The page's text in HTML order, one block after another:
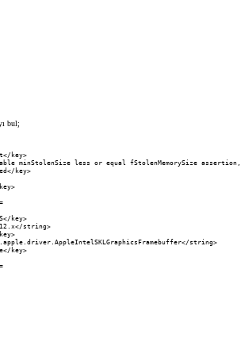
bul;
key>
minStolenSize less or equal fStolenMemorySize
key>
key>
string>
string>
key>